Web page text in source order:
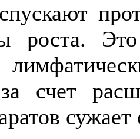
роста. Это
счет